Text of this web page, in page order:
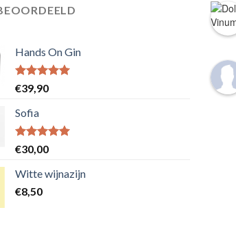
Hands On Gin
Waardering
5.00uit 5
€39,90
Sofia
Waardering
5.00uit 5
€30,00
Witte wijnazijn
€8,50